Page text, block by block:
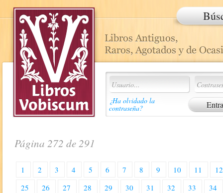
¿Ha olvidado la
contraseña?
Página 272 de 291
1 2 3 4 5 6 7 8 9 10 11
12
25
26 27 28 29 30 31 32 33
34